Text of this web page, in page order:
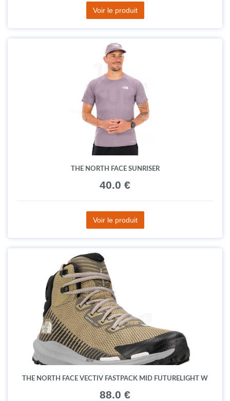
Voir le produit
THE NORTH FACE SUNRISER
40.0 €
Voir le produit
THE NORTH FACE VECTIV FASTPACK MID FUTURELIGHT W
88.0 €